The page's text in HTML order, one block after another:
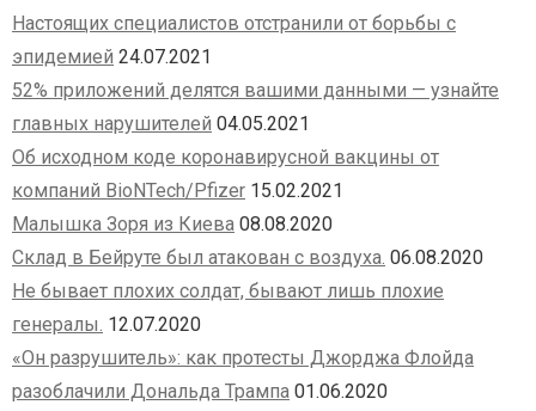
Настоящих специалистов отстранили от борьбы с
эпидемией 24.07.2021
52% приложений делятся вашими данными — узнайте
главных нарушителей 04.05.2021
Об исходном коде коронавирусной вакцины от
компаний BioNTech/Pfizer 15.02.2021
Малышка Зоря из Киева 08.08.2020
Склад в Бейруте был атакован с воздуха. 06.08.2020
Не бывает плохих солдат, бывают лишь плохие
генералы. 12.07.2020
«Он разрушитель»: как протесты Джорджа Флойда
разоблачили Дональда Трампа 01.06.2020